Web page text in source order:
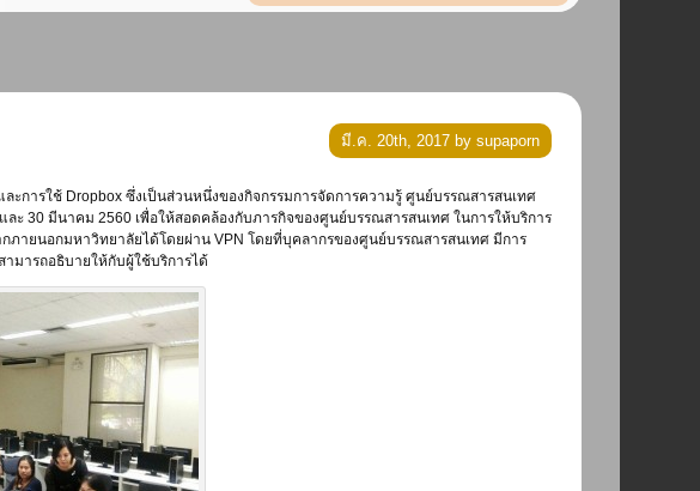
มี.ค. 20th, 2017 by supaporn
ะ 30 มีนาคม 2560 เพื่อให้สอดคล้องกับภารกิจของศูนย์บรรณสารสนเทศ ในการให้บริการ
ายนอกมหาวิทยาลัยได้โดยผ่าน VPN โดยที่บุคลากรของศูนย์บรรณสารสนเทศ มีการ
มารถอธิบายให้กับผู้ใช้บริการได้